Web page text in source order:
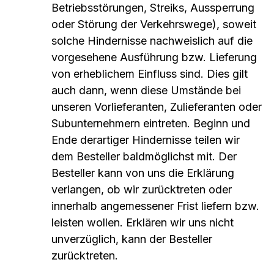
Betriebsstörungen, Streiks, Aussperrung
oder Störung der Verkehrswege), soweit
solche Hindernisse nachweislich auf die
vorgesehene Ausführung bzw. Lieferung
von erheblichem Einfluss sind. Dies gilt
auch dann, wenn diese Umstände bei
unseren Vorlieferanten, Zulieferanten oder
Subunternehmern eintreten. Beginn und
Ende derartiger Hindernisse teilen wir
dem Besteller baldmöglichst mit. Der
Besteller kann von uns die Erklärung
verlangen, ob wir zurücktreten oder
innerhalb angemessener Frist liefern bzw.
leisten wollen. Erklären wir uns nicht
unverzüglich, kann der Besteller
zurücktreten.